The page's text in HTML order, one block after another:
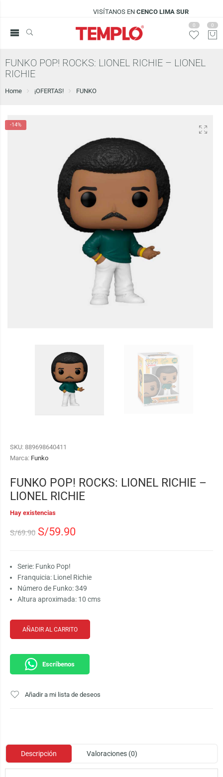
VISÍTANOS ENCENCO LIMA SUR
0 0
FUNKO POP! ROCKS: LIONEL RICHIE – LIONEL
RICHIE
Home ¡OFERTAS! FUNKO
-14%
SKU: 889698640411
Marca: Funko
FUNKO POP! ROCKS: LIONEL RICHIE –
LIONEL RICHIE
Hay existencias
S/69.90 S/59.90
Serie: Funko Pop!
Franquicia: Lionel Richie
Número de Funko: 349
Altura aproximada: 10 cms
AÑADIR AL CARRITO
Escríbenos
Añadir a mi lista de deseos
Descripción Valoraciones (0)